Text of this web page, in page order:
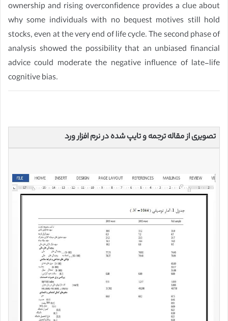
ownership and rising overconfidence provides a clue about
why some individuals with no bequest motives still hold
stocks, even at the very end of life cycle. The second phase of
analysis showed the possibility that an unbiased financial
advice could moderate the negative influence of late-life
cognitive bias.
تصویری از مقاله ترجمه و تایپ شده در نرم افزار ورد